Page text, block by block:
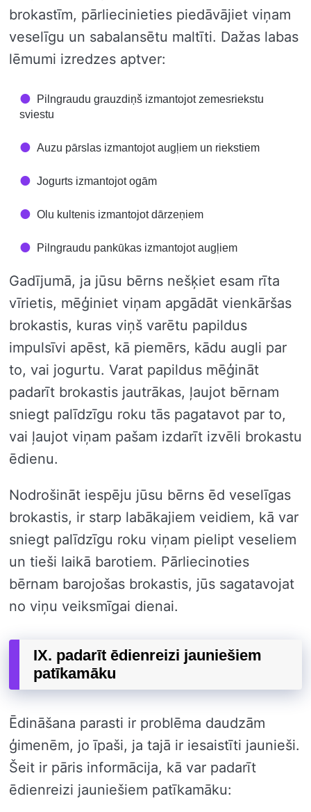
brokastīm, pārliecinieties piedāvājiet viņam
veselīgu un sabalansētu maltīti. Dažas labas
lēmumi izredzes aptver:
Pilngraudu grauzdiņš izmantojot zemesriekstu
sviestu
Auzu pārslas izmantojot augļiem un riekstiem
Jogurts izmantojot ogām
Olu kultenis izmantojot dārzeņiem
Pilngraudu pankūkas izmantojot augļiem
Gadījumā, ja jūsu bērns nešķiet esam rīta
vīrietis, mēģiniet viņam apgādāt vienkāršas
brokastis, kuras viņš varētu papildus
impulsīvi apēst, kā piemērs, kādu augli par
to, vai jogurtu. Varat papildus mēģināt
padarīt brokastis jautrākas, ļaujot bērnam
sniegt palīdzīgu roku tās pagatavot par to,
vai ļaujot viņam pašam izdarīt izvēli brokastu
ēdienu.
Nodrošināt iespēju jūsu bērns ēd veselīgas
brokastis, ir starp labākajiem veidiem, kā var
sniegt palīdzīgu roku viņam pielipt veseliem
un tieši laikā barotiem. Pārliecinoties
bērnam barojošas brokastis, jūs sagatavojat
no viņu veiksmīgai dienai.
IX. padarīt ēdienreizi jauniešiem
patīkamāku
Ēdināšana parasti ir problēma daudzām
ģimenēm, jo īpaši, ja tajā ir iesaistīti jaunieši.
Šeit ir pāris informācija, kā var padarīt
ēdienreizi jauniešiem patīkamāku: